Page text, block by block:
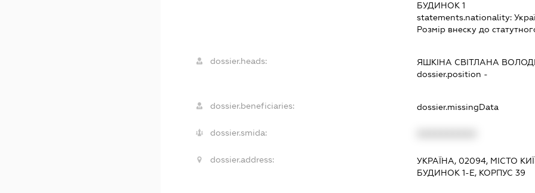
БУДИНОК 1
statements.nationality:
Розмір внеску до
dossier.heads: ЯШКІНА СВІТЛАНА
dossier.position -
dossier.beneficiaries: dossier.missingData
dossier.smida:
dossier.address:
УКРАЇНА, 02094, МІСТО
БУДИНОК 1-Е, КОРПУС 39